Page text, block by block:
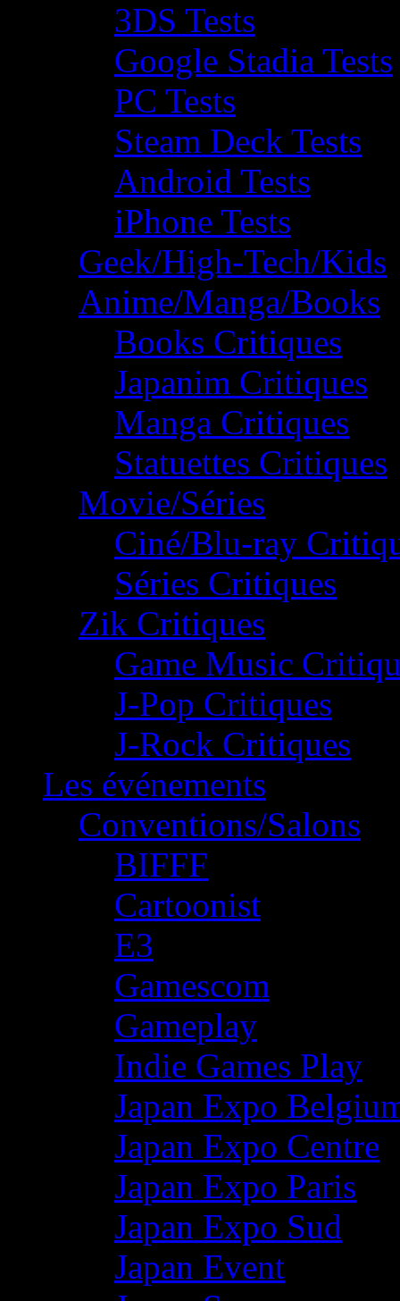
3DS Tests
Google Stadia Tests
PC Tests
Steam Deck Tests
Android Tests
iPhone Tests
Geek/High-Tech/Kids
Anime/Manga/Books
Books Critiques
Japanim Critiques
Manga Critiques
Statuettes Critiques
Movie/Séries
Ciné/Blu-ray
Séries Critiques
Zik Critiques
Game Music
J-Pop Critiques
J-Rock Critiques
Les événements
Conventions/Salons
BIFFF
Cartoonist
E3
Gamescom
Gameplay
Indie Games Play
Japan Expo
Japan Expo Centre
Japan Expo Paris
Japan Expo Sud
Japan Event